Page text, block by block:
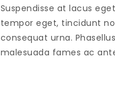
Suspendisse at lacus
tempor eget, tincidunt
consequat urna.
malesuada fames ac